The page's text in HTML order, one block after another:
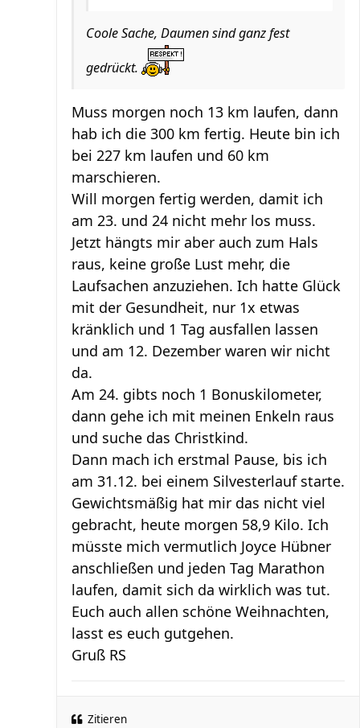
Coole Sache, Daumen sind ganz fest
gedrückt.
Muss morgen noch 13 km laufen, dann
hab ich die 300 km fertig. Heute bin ich
bei 227 km laufen und 60 km
marschieren.
Will morgen fertig werden, damit ich
am 23. und 24 nicht mehr los muss.
Jetzt hängts mir aber auch zum Hals
raus, keine große Lust mehr, die
Laufsachen anzuziehen. Ich hatte Glück
mit der Gesundheit, nur 1x etwas
kränklich und 1 Tag ausfallen lassen
und am 12. Dezember waren wir nicht
da.
Am 24. gibts noch 1 Bonuskilometer,
dann gehe ich mit meinen Enkeln raus
und suche das Christkind.
Dann mach ich erstmal Pause, bis ich
am 31.12. bei einem Silvesterlauf starte.
Gewichtsmäßig hat mir das nicht viel
gebracht, heute morgen 58,9 Kilo. Ich
müsste mich vermutlich Joyce Hübner
anschließen und jeden Tag Marathon
laufen, damit sich da wirklich was tut.
Euch auch allen schöne Weihnachten,
lasst es euch gutgehen.
Gruß RS
Zitieren